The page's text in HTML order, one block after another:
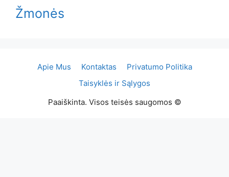
Žmonės
Apie Mus Kontaktas
Privatumo Politika
Taisyklės ir Sąlygos
Paaiškinta. Visos teisės saugomos ©